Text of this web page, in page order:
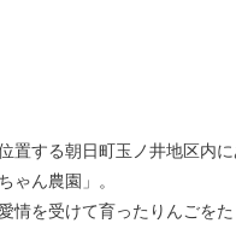
置する朝日町玉ノ井地区内
ゃん農園」。
情を受けて育ったりんごを